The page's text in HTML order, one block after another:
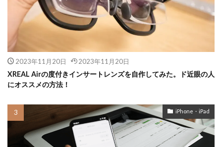
2023年11月20日 2023年11月20日
XREAL Airの度付きインサートレンズを自作してみた。ド近眼の人
にオススメの方法！
iPhone・iPad